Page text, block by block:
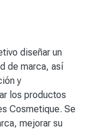
diseñar un
de marca, así
y
los productos
Cosmetique. Se
mejorar su